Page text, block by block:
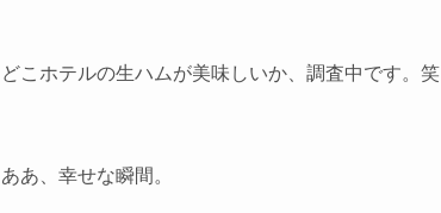
どこホテルの生ハムが美味しいか、調査中です。笑
ああ、幸せな瞬間。